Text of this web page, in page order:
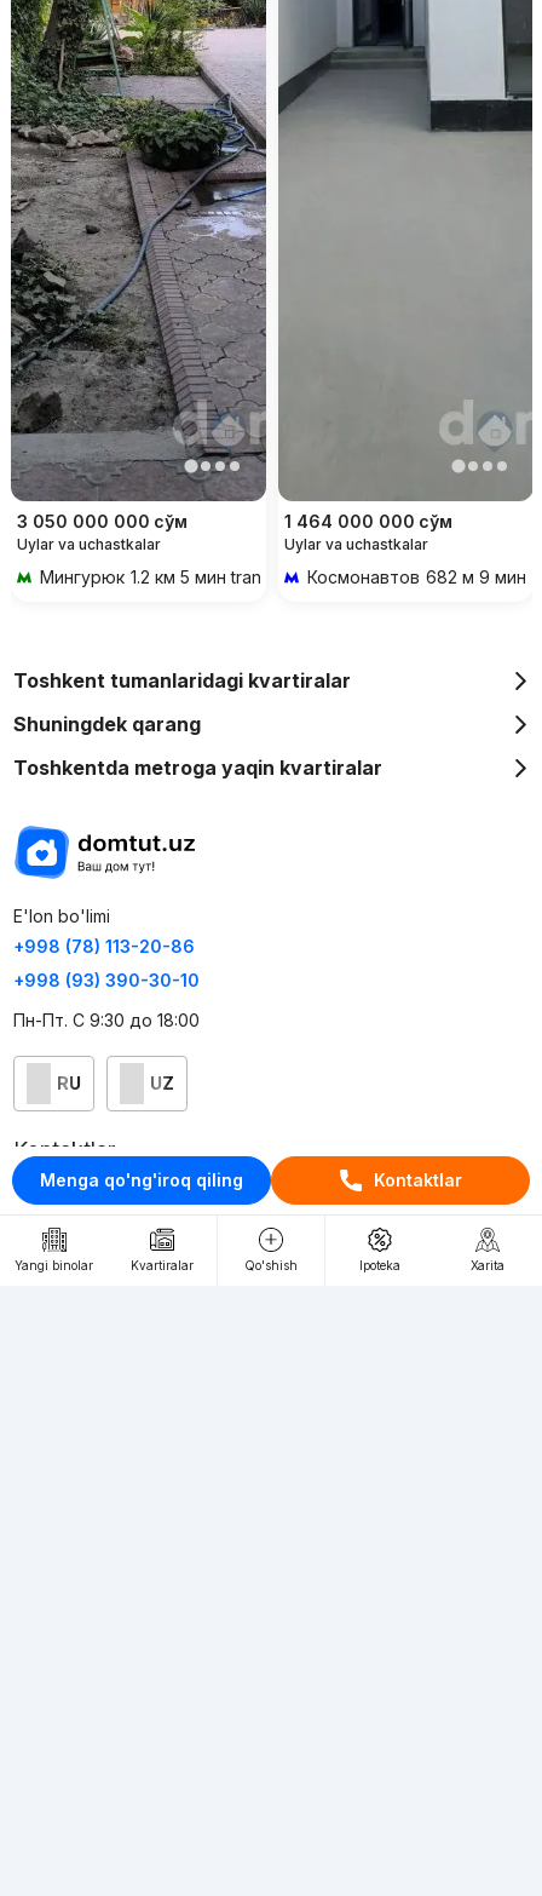
Menga qo'ng'iroq qiling Kontaktlar
3 050 000 000 сўм
Uylar va uchastkalar
Мингурюк 1.2 км 5 мин transportda
1 464 000 000 сўм
Uylar va uchastkalar
Космонавтов 682 м 9 мин
Yangi binolar Kvartiralar Qo'shish Ipoteka Xarita
Toshkent tumanlaridagi kvartiralar
Shuningdek qarang
Toshkentda metroga yaqin kvartiralar
E'lon bo'limi
+998 (78) 113-20-86
+998 (93) 390-30-10
Пн-Пт. С 9:30 до 18:00
RU UZ
Kontaktlar
loyiha haqida
Webnow © loyihasi
Foydalanish shartlari